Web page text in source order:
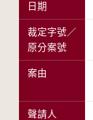
日期
裁定字號／
原分案號
案由
聲請人